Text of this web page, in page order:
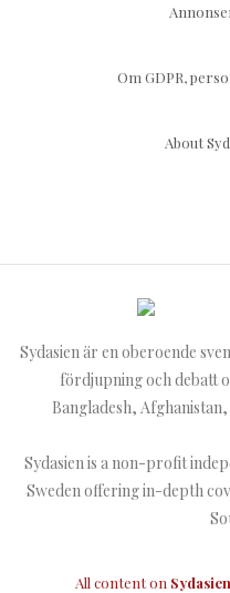
Om GDPR,
About
Sydasien är en oberoende
fördjupning och debatt
Bangladesh,
Sydasien is a non-profit
Sweden offering in-depth
All content on